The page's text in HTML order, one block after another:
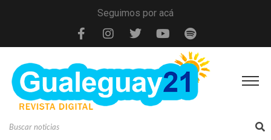
Seguimos por acá